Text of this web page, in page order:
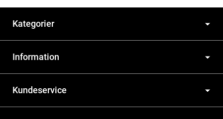
Kategorier
Information
Kundeservice